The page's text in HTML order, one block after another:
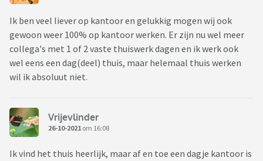
Ik ben veel liever op kantoor en gelukkig mogen wij ook
gewoon weer 100% op kantoor werken. Er zijn nu wel meer
collega's met 1 of 2 vaste thuiswerk dagen en ik werk ook
wel eens een dag(deel) thuis, maar helemaal thuis werken
wil ik absoluut niet.
Vrijevlinder
26-10-2021 om 16:08
Ik vind het thuis heerlijk, maar af en toe een dagje kantoor is